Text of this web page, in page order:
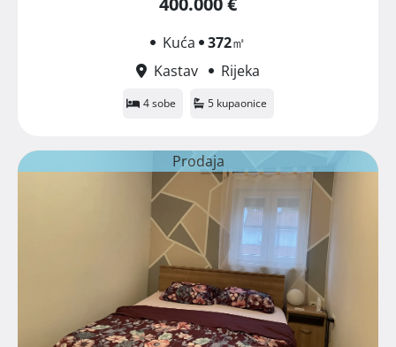
Kuća 372㎡
Kastav
Rijeka
4 sobe 5 kupaonice
Prodaja